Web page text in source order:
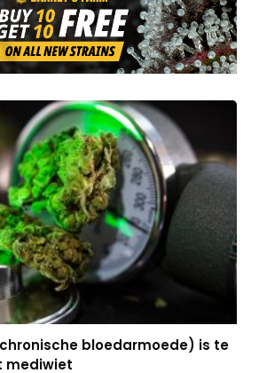
bloedarmoede) is te
mediwiet